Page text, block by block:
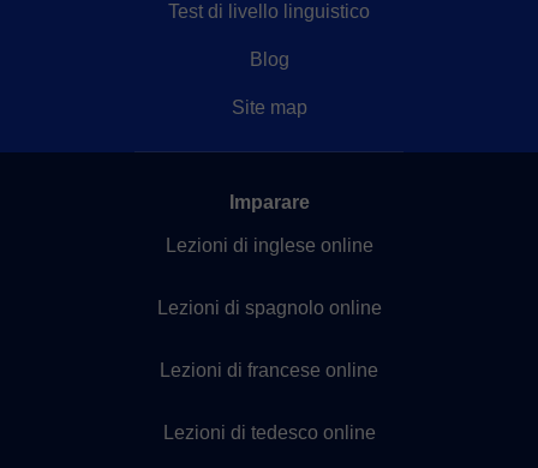
Test di livello linguistico
Blog
Site map
Imparare
Lezioni di inglese online
Lezioni di spagnolo online
Lezioni di francese online
Lezioni di tedesco online